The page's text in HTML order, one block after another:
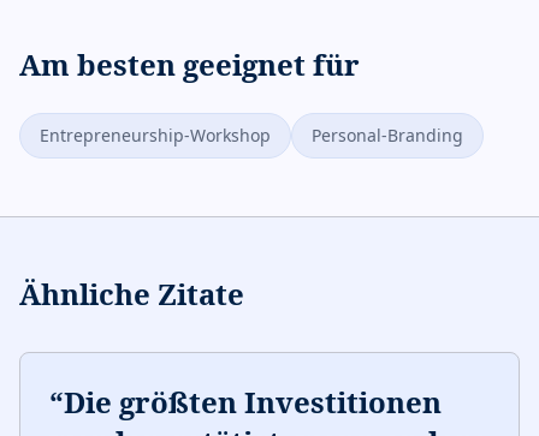
Am besten geeignet für
Entrepreneurship-Workshop Personal-Branding
Ähnliche Zitate
“Die größten Investitionen